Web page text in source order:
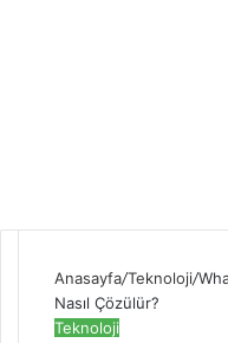
Anasayfa/Teknoloji/
Nasıl Çözülür?
Teknoloji